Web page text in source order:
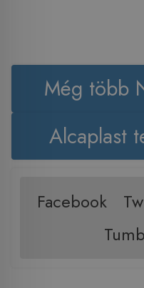
Még több
Alcaplast
Facebook